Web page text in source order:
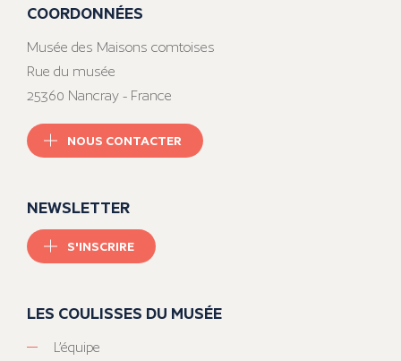
COORDONNÉES
Musée des Maisons comtoises
Rue du musée
25360 Nancray - France
NOUS CONTACTER
NEWSLETTER
S'INSCRIRE
LES COULISSES DU MUSÉE
L’équipe